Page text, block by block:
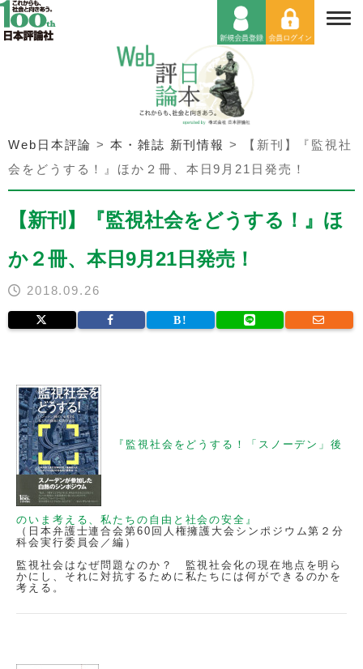
Web日本評論 >本・雑誌 新刊情報 >
【新刊】『監視社
会をどうする！』ほか２冊、本日9月21日発売！
【新刊】『監視社会をどうする！』ほ
か２冊、本日9月21日発売！
2018.09.26
『監視社会をどうする！「スノーデン」後
のいま考える、私たちの自由と社会の安全』
（日本弁護士連合会第60回人権擁護大会シンポジウム第２分
科会実行委員会／編）
監視社会はなぜ問題なのか？ 監視社会化の現在地点を明ら
かにし、それに対抗するために私たちには何ができるのかを
考える。